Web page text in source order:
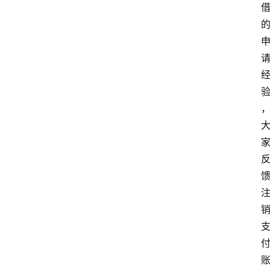
借
的
申
请
经
验
，
大
家
反
馈
注
销
支
付
账